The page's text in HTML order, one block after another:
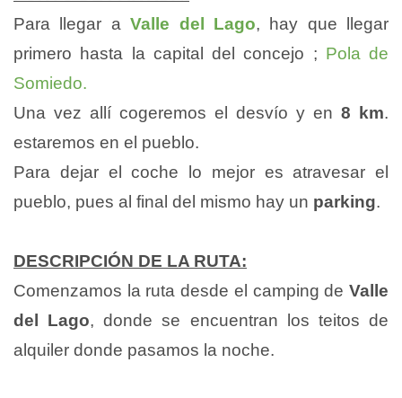
Para llegar aValle del Lago, hay que llegar
primero hasta la capital del concejo ; Pola de
Somiedo.
Una vez allí cogeremos el desvío y en 8 km.
estaremos en el pueblo.
Para dejar el coche lo mejor es atravesar el
pueblo, pues al final del mismo hay un parking.
DESCRIPCIÓN DE LA RUTA:
Comenzamos la ruta desde el camping de Valle
del Lago, donde se encuentran los teitos de
alquiler donde pasamos la noche.